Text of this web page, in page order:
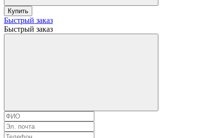
Купить
Быстрый заказ
Быстрый заказ